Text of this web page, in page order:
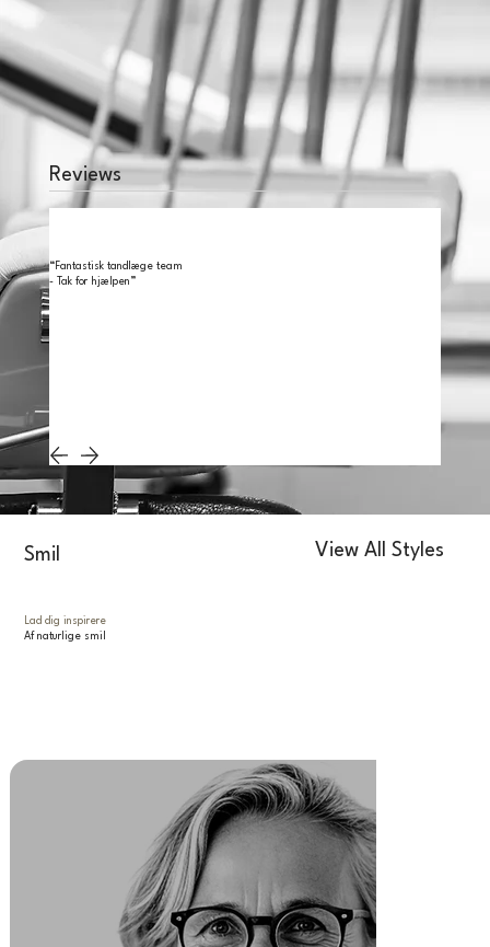
Reviews
“Fantastisk tandlæge team
- Tak for hjælpen”
Smil
Lad dig inspirere
Af naturlige smil
View All Styles